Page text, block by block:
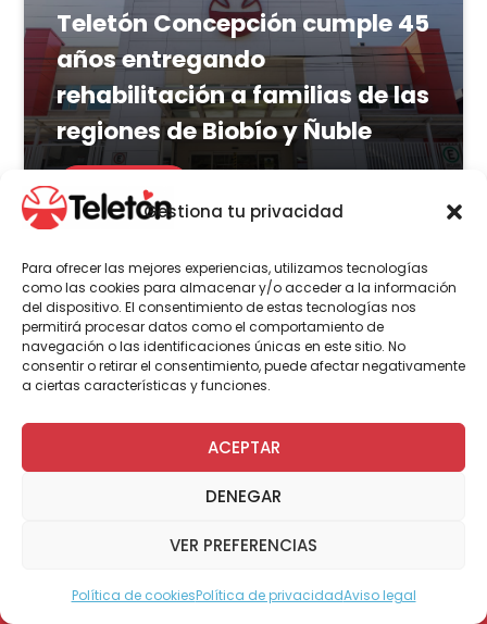
Gestiona tu privacidad
Para ofrecer las mejores experiencias, utilizamos tecnologías
como las cookies para almacenar y/o acceder a la información
del dispositivo. El consentimiento de estas tecnologías nos
permitirá procesar datos como el comportamiento de
navegación o las identificaciones únicas en este sitio. No
consentir o retirar el consentimiento, puede afectar negativamente
a ciertas características y funciones.
ACEPTAR
DENEGAR
VER PREFERENCIAS
Política de cookiesPolítica de privacidadAviso legal
Teletón Concepción cumple 45
años entregando
rehabilitación a familias de las
regiones de Biobío y Ñuble
LEER MÁS
Actualidad Voluntariado
23 de julio | 2026
Programa Abre: Voluntariado
de Teletón mejoró
viviendas a nivel nacional
LEER MÁS Modo Accesible